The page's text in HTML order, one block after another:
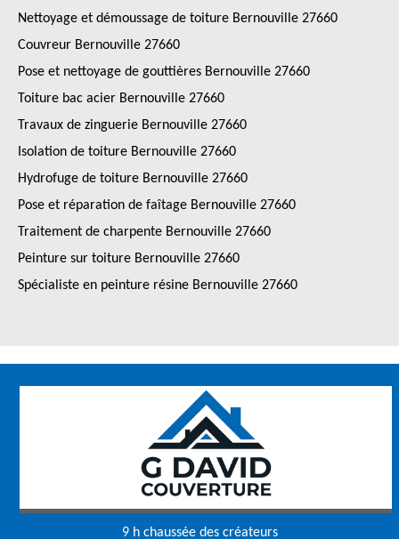
Nettoyage et démoussage de toiture Bernouville 27660
Couvreur Bernouville 27660
Pose et nettoyage de gouttières Bernouville 27660
Toiture bac acier Bernouville 27660
Travaux de zinguerie Bernouville 27660
Isolation de toiture Bernouville 27660
Hydrofuge de toiture Bernouville 27660
Pose et réparation de faîtage Bernouville 27660
Traitement de charpente Bernouville 27660
Peinture sur toiture Bernouville 27660
Spécialiste en peinture résine Bernouville 27660
9 h chaussée des créateurs